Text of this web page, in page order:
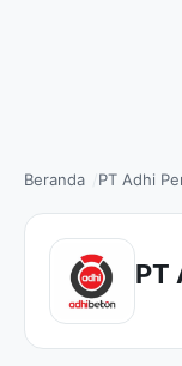
Beranda PT Adhi
PT